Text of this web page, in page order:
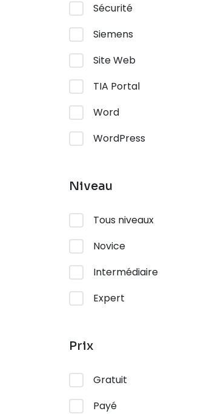
Sécurité
Siemens
Site Web
TIA Portal
Word
WordPress
Niveau
Tous niveaux
Novice
Intermédiaire
Expert
Prix
Gratuit
Payé